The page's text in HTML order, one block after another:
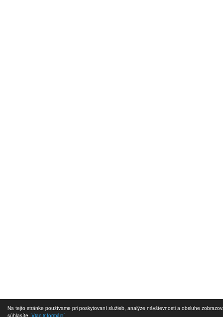
Na tejto stránke používame pri poskytovaní služieb, analýze návštevnosti a obsluhe
súhlasíte. Viac informácií